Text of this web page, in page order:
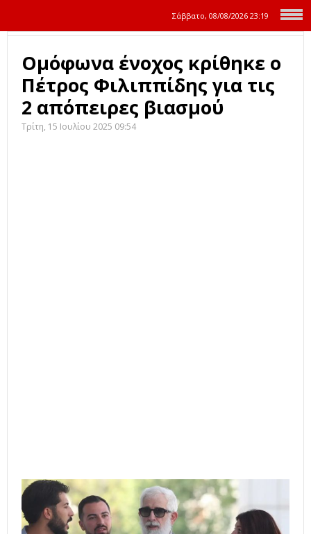
Σάββατο, 08/08/2026 23:19
Ομόφωνα ένοχος κρίθηκε ο
Πέτρος Φιλιππίδης για τις
2 απόπειρες βιασμού
Τρίτη, 15 Ιουλίου 2025 09:54